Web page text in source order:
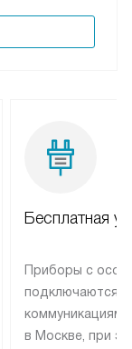
Бесплатная
Приборы с
подключаются к
коммуникациям
в Москве, при